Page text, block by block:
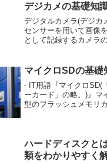
デジカメの基礎知
デジタルカメラ(デジカ
センサーを用いて画像
として記録するカメラ
ードなどの記録媒体に
ため、撮影した画像は
とができ、編集や加工
た、デジタルカメラに
や手ブレ補正などの機
急速に普及しました。
トフォンにもカメラ機
マイクロSDの基礎
- IT用語『マイクロSD(
ーカード」の略。)』マ
型のフラッシュメモリ
れています。マイクロ
カードよりもさらに小
か1.4mmです。また、
ハードディスクと
類をわかりやすく